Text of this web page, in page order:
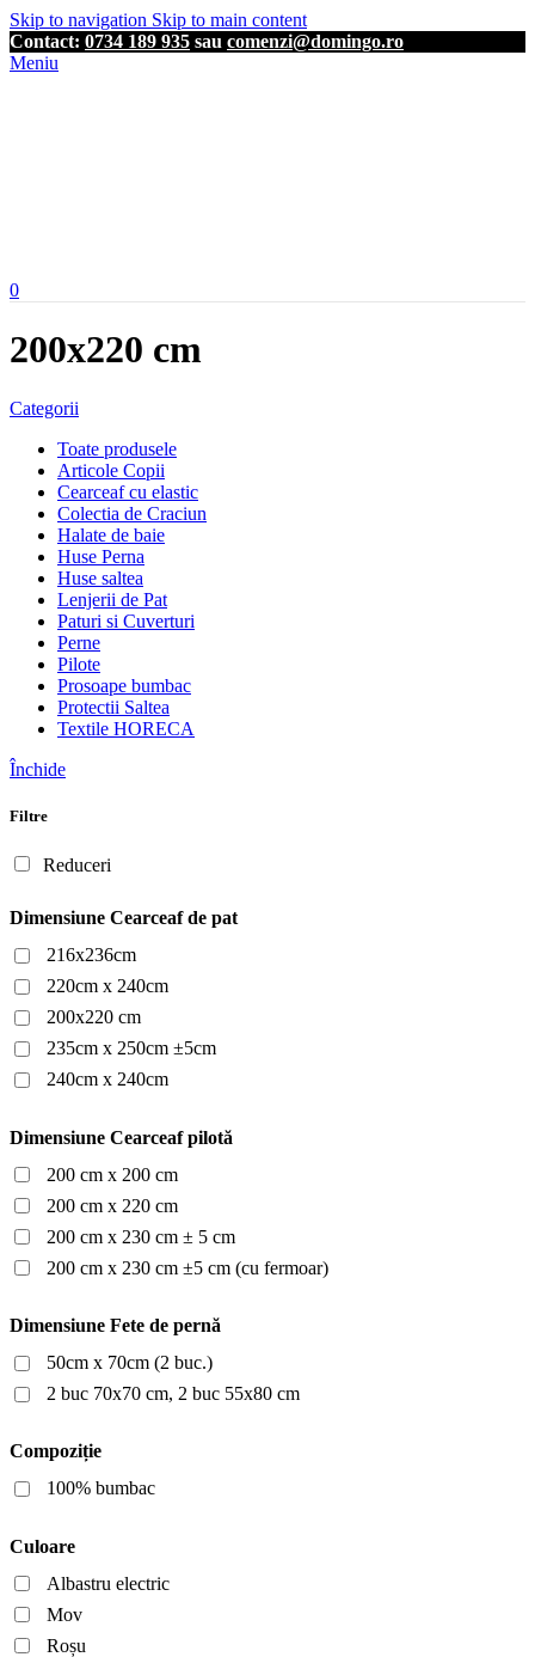
Skip to navigation Skip to main content
Contact: 0734 189 935 sau comenzi@domingo.ro
Meniu
0
200x220 cm
Categorii
Toate produsele
Articole Copii
Cearceaf cu elastic
Colectia de Craciun
Halate de baie
Huse Perna
Huse saltea
Lenjerii de Pat
Paturi si Cuverturi
Perne
Pilote
Prosoape bumbac
Protectii Saltea
Textile HORECA
Închide
Filtre
Reduceri
Dimensiune Cearceaf de pat
216x236cm
220cm x 240cm
200x220 cm
235cm x 250cm ±5cm
240cm x 240cm
Dimensiune Cearceaf pilotă
200 cm x 200 cm
200 cm x 220 cm
200 cm x 230 cm ± 5 cm
200 cm x 230 cm ±5 cm (cu fermoar)
Dimensiune Fete de pernă
50cm x 70cm (2 buc.)
2 buc 70x70 cm, 2 buc 55x80 cm
Compoziție
100% bumbac
Culoare
Albastru electric
Mov
Roșu